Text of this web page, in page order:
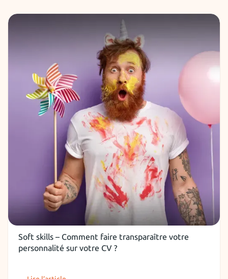
CV
Soft skills – Comment faire transparaître votre
personnalité sur votre CV ?